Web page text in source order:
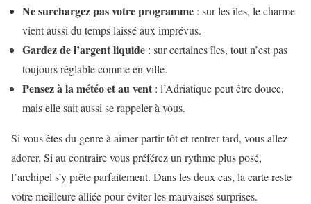
Ne surchargez pas votre programme : sur les îles, le charme
vient aussi du temps laissé aux imprévus.
Gardez de l’argent liquide : sur certaines îles, tout n’est pas
toujours réglable comme en ville.
Pensez à la météo et au vent : l’Adriatique peut être douce,
mais elle sait aussi se rappeler à vous.
Si vous êtes du genre à aimer partir tôt et rentrer tard, vous allez
adorer. Si au contraire vous préférez un rythme plus posé,
l’archipel s’y prête parfaitement. Dans les deux cas, la carte reste
votre meilleure alliée pour éviter les mauvaises surprises.